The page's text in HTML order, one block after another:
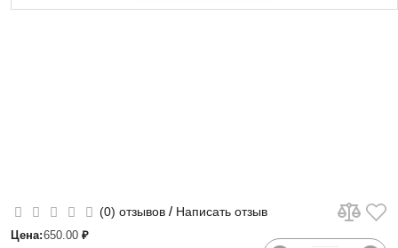
(0) отзывов / Написать отзыв
Цена:650.00 ₽